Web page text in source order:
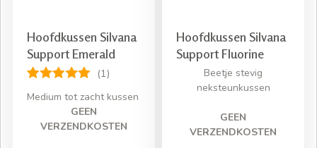
Hoofdkussen Silvana
Support Emerald
(1)
Medium tot zacht kussen
GEEN
VERZENDKOSTEN
Hoofdkussen Silvana
Support Fluorine
Beetje stevig
neksteunkussen
GEEN
VERZENDKOSTEN